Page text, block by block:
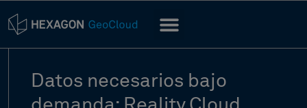
Datos necesarios bajo